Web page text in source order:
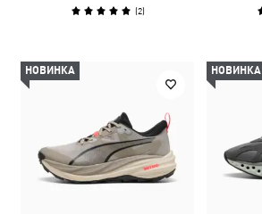
(2)
НОВИНКА НОВИНКА